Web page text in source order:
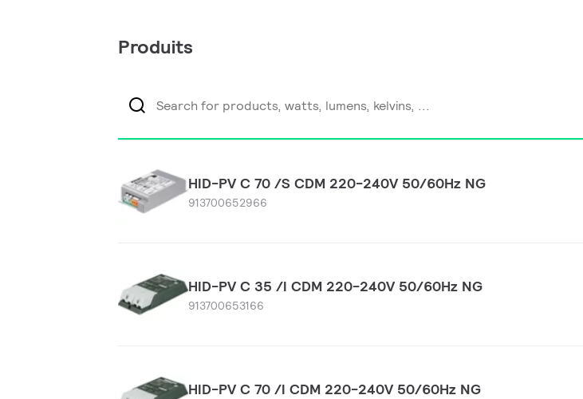
Produits
HID-PV C 70 /S CDM 220-240V 50/60Hz NG
913700652966
HID-PV C 35 /I CDM 220-240V 50/60Hz NG
913700653166
HID-PV C 70 /I CDM 220-240V 50/60Hz NG